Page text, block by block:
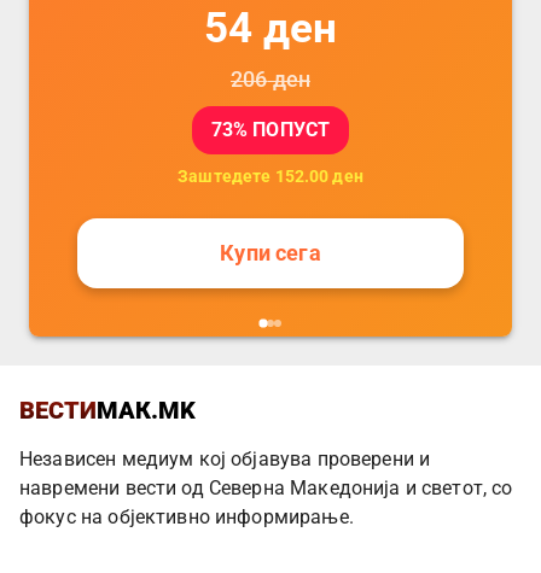
54 ден
206ден
73% ПОПУСТ
Заштедете 152.00 ден
Купи сега
ВЕСТИМАК.MK
Независен медиум кој објавува проверени и
навремени вести од Северна Македонија и светот, со
фокус на објективно информирање.